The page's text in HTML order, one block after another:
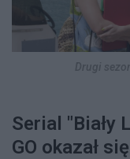
Serial "Biały
GO okazał